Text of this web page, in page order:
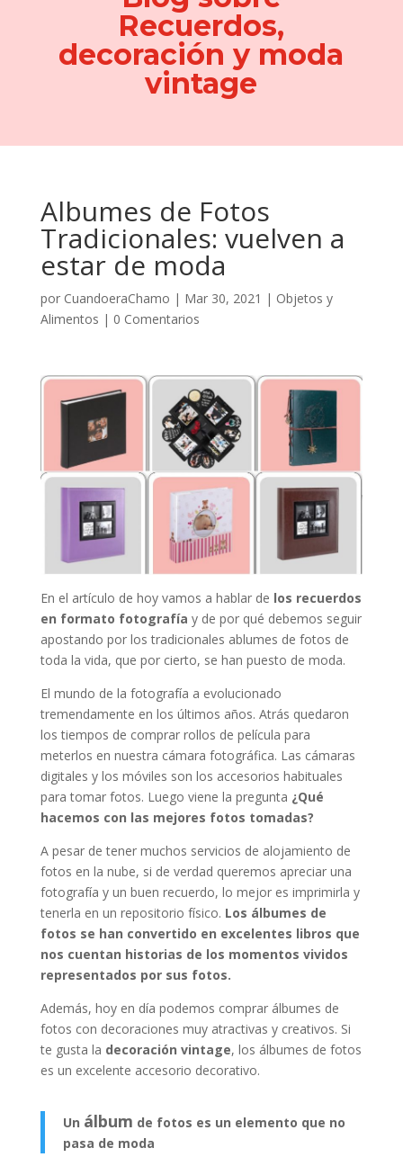
Recuerdos,
decoración y moda
vintage
Albumes de Fotos
Tradicionales: vuelven a
estar de moda
por CuandoeraChamo | Mar 30, 2021 | Objetos y
Alimentos | 0 Comentarios
En el artículo de hoy vamos a hablar de los recuerdos
en formato fotografía y de por qué debemos seguir
apostando por los tradicionales ablumes de fotos de
toda la vida, que por cierto, se han puesto de moda.
El mundo de la fotografía a evolucionado
tremendamente en los últimos años. Atrás quedaron
los tiempos de comprar rollos de película para
meterlos en nuestra cámara fotográfica. Las cámaras
digitales y los móviles son los accesorios habituales
para tomar fotos. Luego viene la pregunta ¿Qué
hacemos con las mejores fotos tomadas?
A pesar de tener muchos servicios de alojamiento de
fotos en la nube, si de verdad queremos apreciar una
fotografía y un buen recuerdo, lo mejor es imprimirla y
tenerla en un repositorio físico. Los álbumes de
fotos se han convertido en excelentes libros que
nos cuentan historias de los momentos vividos
representados por sus fotos.
Además, hoy en día podemos comprar álbumes de
fotos con decoraciones muy atractivas y creativos. Si
te gusta la decoración vintage, los álbumes de fotos
es un excelente accesorio decorativo.
Un álbum de fotos es un elemento que no
pasa de moda